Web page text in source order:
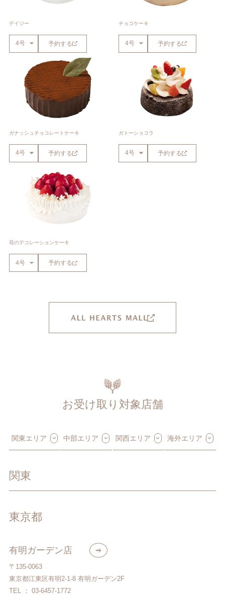
デイジー
予約する
チョコケーキ
予約する
ガナッシュチョコレートケーキ
予約する
ガトーショコラ
予約する
苺のデコレーションケーキ
予約する
お受け取り対象店舗
関東エリア 中部エリア 関西エリア 海外エリア
関東
東京都
有明ガーデン店
〒135-0063
東京都江東区有明2-1-8 有明ガーデン2F
TEL ： 03-6457-1772